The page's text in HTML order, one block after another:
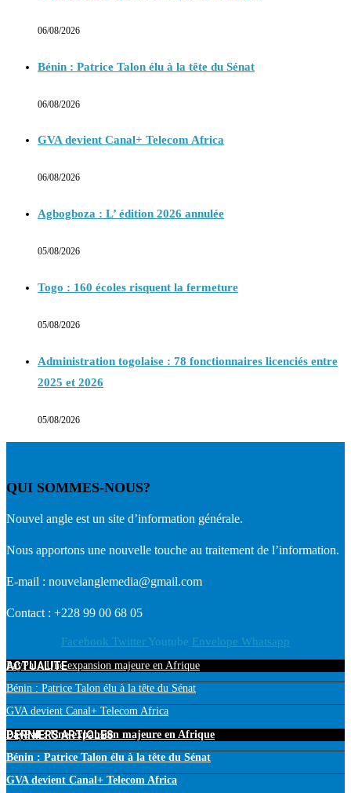
06/08/2026
Bénin : Patrice Talon élu à la tête du Sénat
06/08/2026
GVA devient Canal+ Telecom Africa
06/08/2026
Agbogboza : L’ édition 2026 annulée
05/08/2026
Togo : 160 écoles risquent la fermeture
05/08/2026
Administration togolaise : 78 fonctionnaires licenciés entre
2025 et 2026
05/08/2026
QUI SOMMES-NOUS?
Nouvel angle est un site d’information générale.
Nous apportons une nouvelle touche au traitement de l’information.
E-mail : nouvelanglemedia@gmail.com
Contact : +228 99 00 68 05
Facebook Twitter Youtube Envelope Whatsapp
ACTUALITE
PayPal : Une expansion majeure en Afrique
Bénin : Patrice Talon élu à la tête du Sénat
GVA devient Canal+ Telecom Africa
DERNIERS ARTICLES
PayPal : Une expansion majeure en Afrique
Bénin : Patrice Talon élu à la tête du Sénat
GVA devient Canal+ Telecom Africa